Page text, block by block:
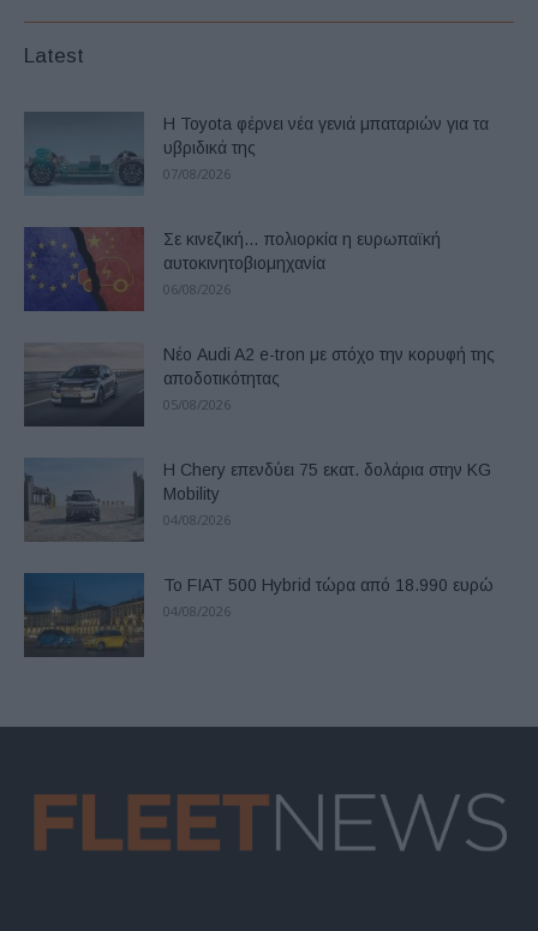
Latest
Η Toyota φέρνει νέα γενιά μπαταριών για τα
υβριδικά της
07/08/2026
Σε κινεζική… πολιορκία η ευρωπαϊκή
αυτοκινητοβιομηχανία
06/08/2026
Νέο Audi A2 e-tron με στόχο την κορυφή της
αποδοτικότητας
05/08/2026
Η Chery επενδύει 75 εκατ. δολάρια στην KG
Mobility
04/08/2026
Το FIAT 500 Hybrid τώρα από 18.990 ευρώ
04/08/2026